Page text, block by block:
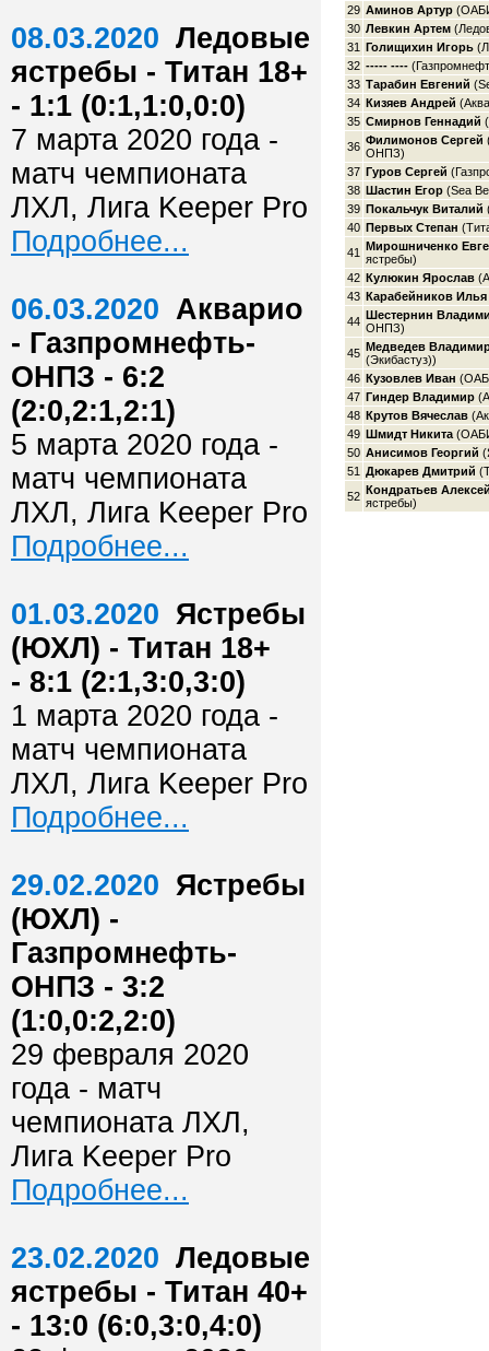
08.03.2020 Ледовые
ястребы - Титан 18+
- 1:1 (0:1,1:0,0:0)
7 марта 2020 года -
матч чемпионата
ЛХЛ, Лига Keeper Pro
Подробнее...
06.03.2020 Акварио
- Газпромнефть-
ОНПЗ - 6:2
(2:0,2:1,2:1)
5 марта 2020 года -
матч чемпионата
ЛХЛ, Лига Keeper Pro
Подробнее...
01.03.2020 Ястребы
(ЮХЛ) - Титан 18+
- 8:1 (2:1,3:0,3:0)
1 марта 2020 года -
матч чемпионата
ЛХЛ, Лига Keeper Pro
Подробнее...
29.02.2020 Ястребы
(ЮХЛ) -
Газпромнефть-
ОНПЗ - 3:2
(1:0,0:2,2:0)
29 февраля 2020
года - матч
чемпионата ЛХЛ,
Лига Keeper Pro
Подробнее...
23.02.2020 Ледовые
ястребы - Титан 40+
- 13:0 (6:0,3:0,4:0)
29 Аминов Артур
30 Левкин Артем
31 Голищихин Игорь
32 ----- ----
33 Тарабин Евгений
34 Кизяев Андрей
35 Смирнов Геннадий
36 Филимонов Сергей
ОНПЗ)
37 Гуров Сергей
38 Шастин Егор (Sea
39 Покальчук Виталий
40 Первых Степан
41 Мирошниченко
ястребы)
42 Кулюкин Ярослав
43 Карабейников Илья
44 Шестернин
ОНПЗ)
45 Медведев
(Экибастуз))
46 Кузовлев Иван
47 Гиндер Владимир
48 Крутов Вячеслав
49 Шмидт Никита
50 Анисимов Георгий
51 Дюкарев Дмитрий
52 Кондратьев
ястребы)